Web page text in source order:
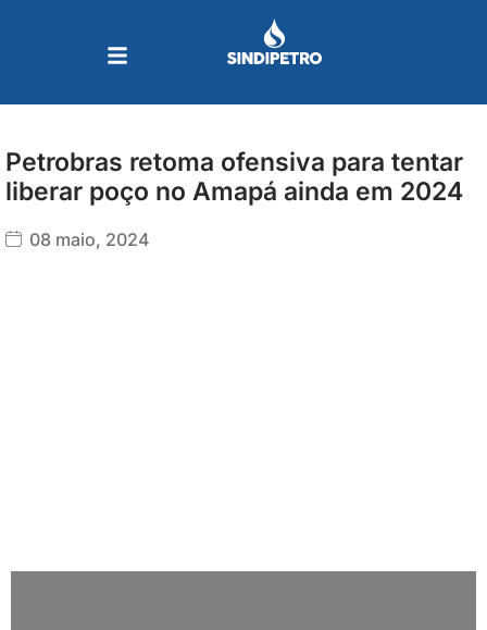
Petrobras retoma ofensiva para tentar
liberar poço no Amapá ainda em 2024
08 maio, 2024